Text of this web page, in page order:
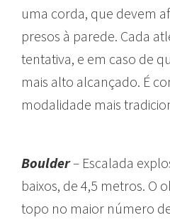
uma corda, que devem
presos à parede. Cada
tentativa, e em caso de
mais alto alcançado. É
modalidade mais
Boulder– Escalada
baixos, de 4,5 metros. O
topo no maior número